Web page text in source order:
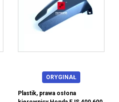
ORYGINAŁ
Plastik, prawa osłona